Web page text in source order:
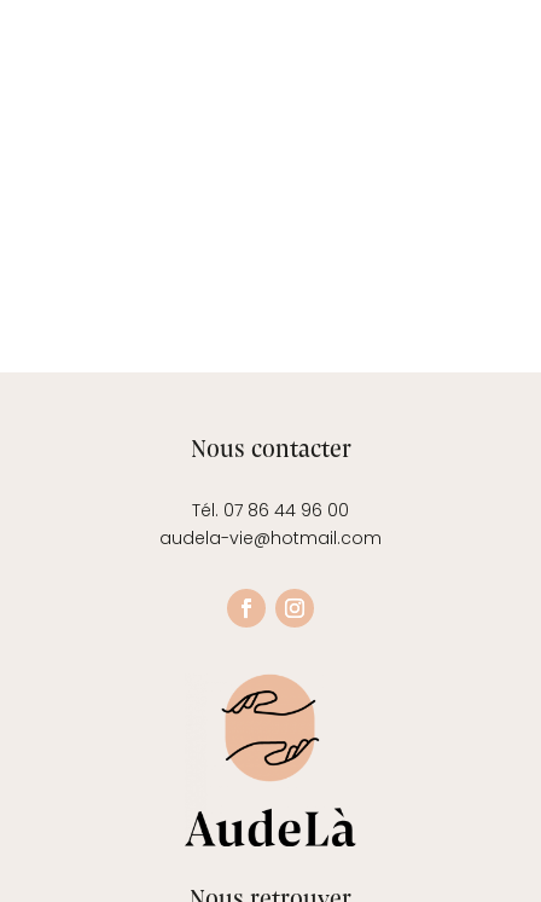
Nous contacter
Tél. 07 86 44 96 00
audela-vie@hotmail.com